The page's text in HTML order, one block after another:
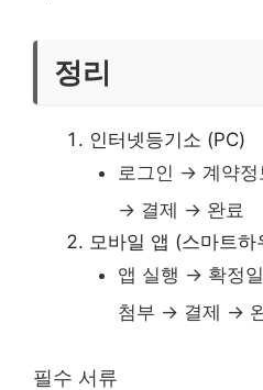
정리
인터넷등기소 (PC)
로그인 → 계약
→ 결제 → 완료
모바일 앱 (스마트하
앱 실행 → 확정
첨부 → 결제 →
필수 서류